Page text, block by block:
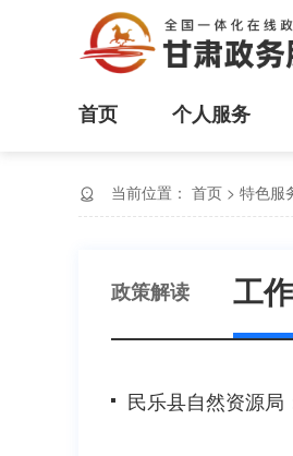
首页 个人服务
当前位置： 首页 > 特色服
政策解读 工
民乐县自然资源